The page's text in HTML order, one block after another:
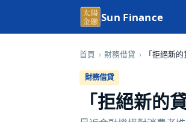
Sun Finance
首頁 › 財務借貸 › 「拒絕新
財務借貸
「拒絕新的